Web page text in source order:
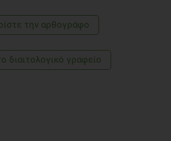
την αρθογράφο
διαιτολογικό γραφείο